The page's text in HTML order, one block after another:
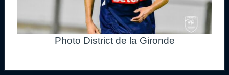
Photo District de la Gironde